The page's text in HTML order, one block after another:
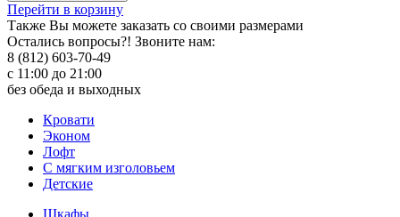
Перейти в корзину
Также Вы можете заказать со своими размерами
Остались вопросы?! Звоните нам:
8 (812) 603-70-49
с 11:00 до 21:00
без обеда и выходных
Кровати
Эконом
Лофт
С мягким изголовьем
Детские
Шкафы